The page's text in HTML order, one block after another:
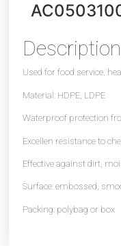
Description
Used for food service,
Material: HDPE, LDPE
Waterproof protection
Excellen resistance to
Effective against dirt,
Surface: embossed,
Packing: polybag or box